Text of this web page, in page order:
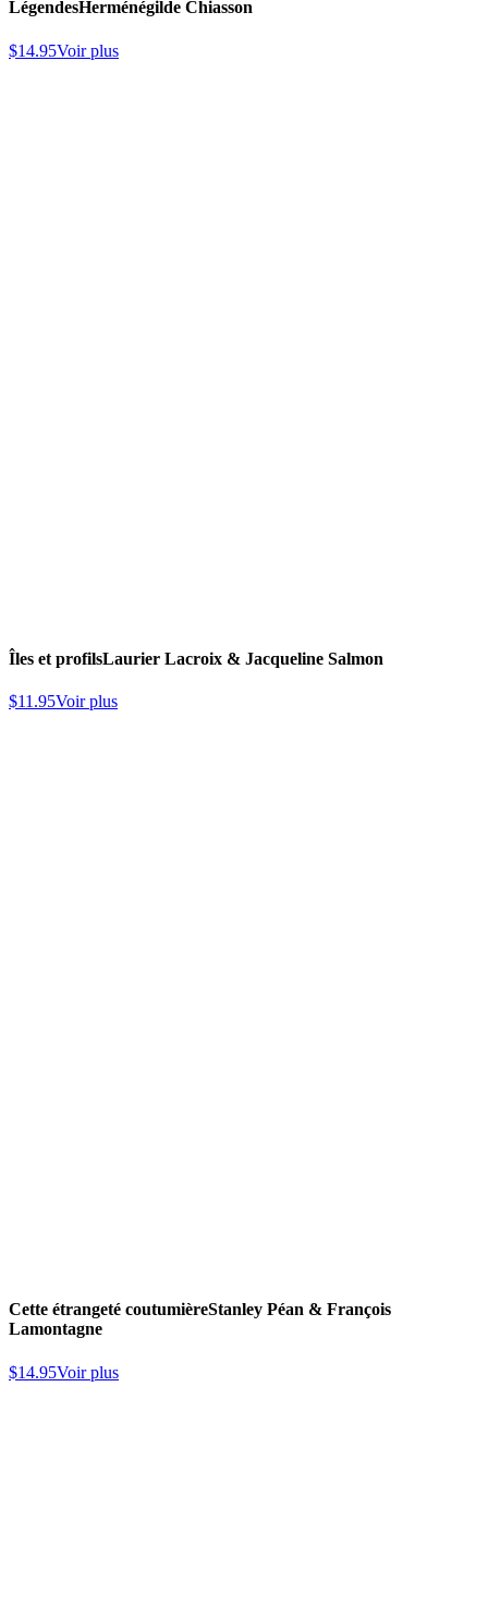
LégendesHerménégilde Chiasson
$14.95Voir plus
Îles et profilsLaurier Lacroix & Jacqueline Salmon
$11.95Voir plus
Cette étrangeté coutumièreStanley Péan & François
Lamontagne
$14.95Voir plus